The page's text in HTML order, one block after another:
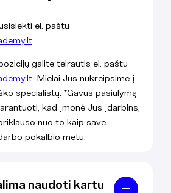
el. paštu
galite teirautis el. paštu
Mielai Jus nukreipsime į
specialistų. *Gavus pasiūlymą
kad įmonė Jus įdarbins,
nuo to kaip save
pokalbio metu.
naudoti kartu